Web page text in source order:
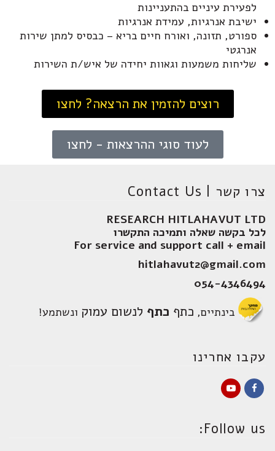
לפעירת עיניים בהתעניינות
ישיבת אנרגיות, עמידת אנרגיות
ספורט, תזונה, ואורח חיים בריא – כבסיס למתן שירות
אנרגטי
שליחות משמעות וגאוות יחידה של איש/ת השירות
רוצים להזמין את הרצאה? לחצו
לעוד סוגי ההרצאות - לחצו
צרו קשר | Contact Us
RESEARCH HITLAHAVUT LTD
לכל בקשה שאלה ותמיכה התקשרו
For service and support call + email
hitlahavut2@gmail.com
054-4346494
בינתיים, כתף כתף לנשום עמוק ונשתמע!
עקבו אחרינו
Follow us: